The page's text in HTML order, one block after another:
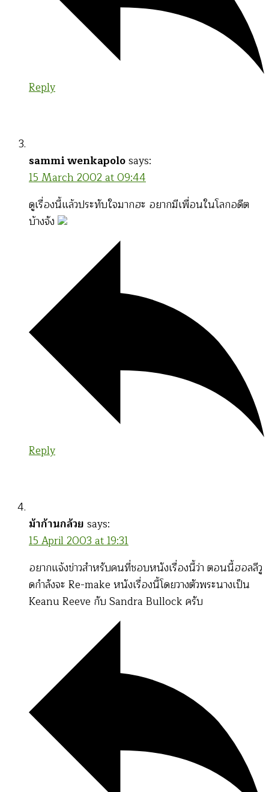
Reply
sammi wenkapolosays:
15 March 2002 at 09:44
ดูเรื่องนี้แล้วประทับใจมากฮะ อยากมีเพื่อนในโลกอดีต
บ้างจัง
Reply
ม้าก้านกล้วย says:
15 April 2003 at 19:31
อยากแจ้งข่าวสำหรับคนที่ชอบหนังเรื่องนี้ว่า ตอนนี้ฮอลลีวู
ดกำลังจะ Re-make หนังเรื่องนี้โดยวางตัวพระนางเป็น
Keanu Reeve กับ Sandra Bullock ครับ